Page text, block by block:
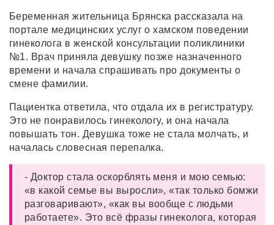
Беременная жительница Брянска рассказала на
портале медицинских услуг о хамском поведении
гинеколога в женской консультации поликлиники
№1. Врач приняла девушку позже назначенного
времени и начала спрашивать про документы о
смене фамилии.
Пациентка ответила, что отдала их в регистратуру.
Это не понравилось гинекологу, и она начала
повышать тон. Девушка тоже не стала молчать, и
началась словесная перепалка.
- Доктор стала оскорблять меня и мою семью:
«в какой семье вы выросли», «так только бомжи
разговаривают», «как вы вообще с людьми
работаете». Это всё фразы гинеколога, которая